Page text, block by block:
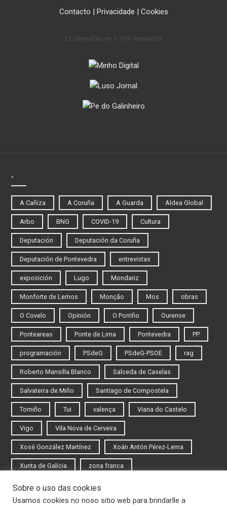
Contacto | Privacidade | Cookies
12 consultas en 1,109 segundos.
.
A Cañiza A Coruña A Guarda Aldea Global
Arbo BNG COVID-19 Cultura
Deputación Deputación da Coruña
Deputación de Pontevedra entrevistas
exposición Lugo Mondariz
Monforte de Lemos Monção Mos obras
O Covelo Opinión O Porriño Ourense
Ponteareas Ponte de Lima Pontevedra PP
programación PSdeG PSdeG-PSOE rag
Roberto Mansilla Blanco Salceda de Caselas
Salvaterra de Miño Santiago de Compostela
Tomiño Tui valença Viana do Castelo
Vigo Vila Nova de Cerveira
Xosé González Martínez Xoán Antón Pérez-Lema
Xunta de Galicia zona franca
Iniciar sesión
Sobre o uso das cookies
Usamos cookies no noso sitio web para brindarlle a